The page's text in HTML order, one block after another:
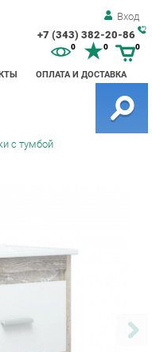
Вход
+7 (343) 382-20-86
ОПЛАТА И ДОСТАВКА
0 0
тумбой